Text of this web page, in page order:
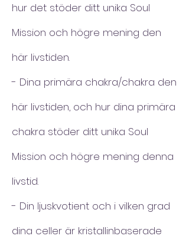
hur det stöder ditt unika Soul
Mission och högre mening den
här livstiden.
- Dina primära chakra/chakra den
här livstiden, och hur dina primära
chakra stöder ditt unika Soul
Mission och högre mening denna
livstid.
- Din ljuskvotient och i vilken grad
dina celler är kristallinbaserade